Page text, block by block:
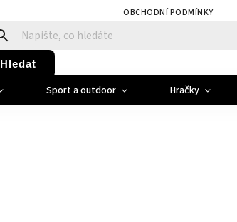
OBCHODNÍ PODMÍNKY
Hledat
Sport a outdoor Hračky